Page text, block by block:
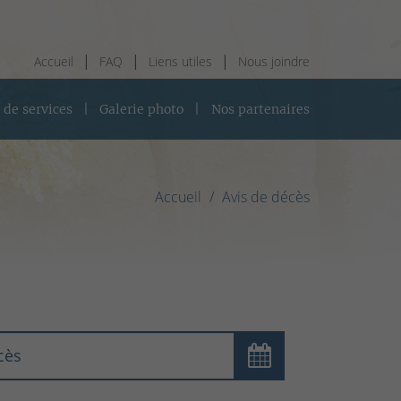
Accueil FAQ Liens utiles Nous joindre
services Galerie photo Nos partenaires
Accueil Avis de décès